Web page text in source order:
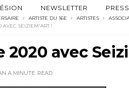
NEWSLETTER
ARTISTE DU 16E ARTISTES
AVEC SEIZIEM'ART !
2020 avec
A MINUTE READ